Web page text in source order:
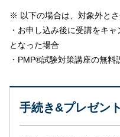
※ 以下の場合は、対象外とさ
・お申し込み後に受講をキ
となった場合
・PMP®試験対策講座の無
手続き&プレゼン